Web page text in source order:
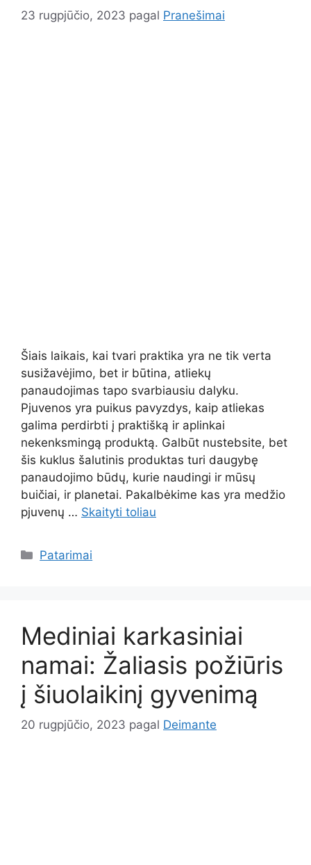
23 rugpjūčio, 2023 pagal Pranešimai
Šiais laikais, kai tvari praktika yra ne tik verta
susižavėjimo, bet ir būtina, atliekų
panaudojimas tapo svarbiausiu dalyku.
Pjuvenos yra puikus pavyzdys, kaip atliekas
galima perdirbti į praktišką ir aplinkai
nekenksmingą produktą. Galbūt nustebsite, bet
šis kuklus šalutinis produktas turi daugybę
panaudojimo būdų, kurie naudingi ir mūsų
buičiai, ir planetai. Pakalbėkime kas yra medžio
pjuvenų … Skaityti toliau
Kategorijos
Patarimai
Mediniai karkasiniai
namai: Žaliasis požiūris
į šiuolaikinį gyvenimą
20 rugpjūčio, 2023 pagal Deimante